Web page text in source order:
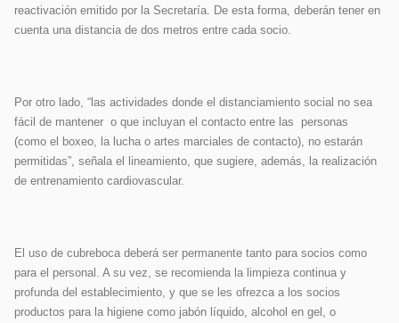
reactivación emitido por la Secretaría. De esta forma, deberán tener en
cuenta una distancia de dos metros entre cada socio.
Por otro lado, “las actividades donde el distanciamiento social no sea
fácil de mantener o que incluyan el contacto entre las personas
(como el boxeo, la lucha o artes marciales de contacto), no estarán
permitidas”, señala el lineamiento, que sugiere, además, la realización
de entrenamiento cardiovascular.
El uso de cubreboca deberá ser permanente tanto para socios como
para el personal. A su vez, se recomienda la limpieza continua y
profunda del establecimiento, y que se les ofrezca a los socios
productos para la higiene como jabón líquido, alcohol en gel, o